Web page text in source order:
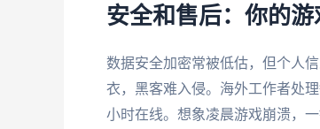
安全和售后：你的游
数据安全加密常被低估，但个人
衣，黑客难入侵。海外工作者处
小时在线。想象凌晨游戏崩溃，